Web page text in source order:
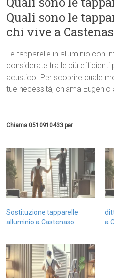
Quali sono le
chi vive a
Le tapparelle in alluminio con
considerate tra le più efficienti
acustico. Per scoprire quale
tue necessità, chiama Eugenio
Chiama 0510910433 per
Sostituzione tapparelle
alluminio a Castenaso
a